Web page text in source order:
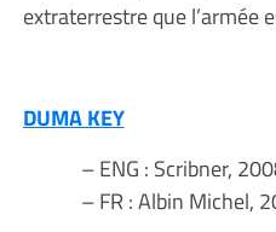
extraterrestre que l’armée
DUMA KEY
– ENG : Scribner,
– FR : Albin Michel,